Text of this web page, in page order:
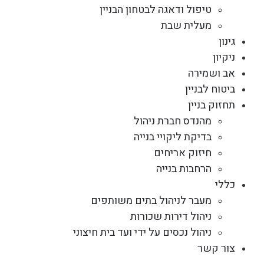
טיפול ודאגה לבטחון הבניין
מעלית שבת
גינון
ניקיון
אב ושמירה
ביטוח לבניין
תחזוק בניין
מהנדס חברת ניהול
בדיקת ליקויי בנייה
חיזוק אריחים
הרחבות בנייה
כללי
מעבר לניהול בתים משותפים
ניהול דירות שכורות
ניהול נכסים על ידי ועד בית חיצוני
צור קשר